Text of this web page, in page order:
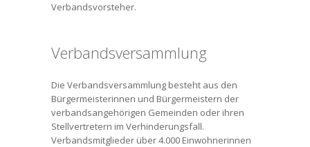
Verbandsvorsteher.
Verbandsversammlung
Die Verbandsversammlung besteht aus den
Bürgermeisterinnen und Bürgermeistern der
verbandsangehörigen Gemeinden oder ihren
Stellvertretern im Verhinderungsfall.
Verbandsmitglieder über 4.000 Einwohnerinnen